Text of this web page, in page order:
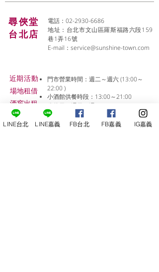
尋俠堂
台北店
電話：02-2930-6686
地址：台北市文山區羅斯福路六段159
巷1弄16號
E-mail： service@sunshine-town.com
近期活動
場地租借
​酒窖出租
小酒
線上報名
門市營業時間：週二～週六 (13:00～
22:00 )
小酒館供餐時段：13:00～21:00
公休日：週日、週一
LINE台北 LINE嘉義 FB台北 FB嘉義 IG嘉義